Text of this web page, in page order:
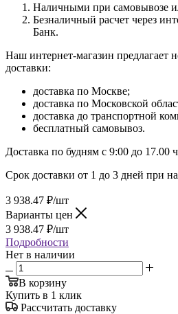
Наличными при самовывозе
Безналичный расчет через
Банк.
Наш интернет-магазин предлагает
доставки:
доставка по Москве;
доставка по Московской
доставка до транспортной
бесплатный самовывоз.
Доставка по будням с 9:00 до 17.00
Срок доставки от 1 до 3 дней при
3 938.47 ₽/шт
Варианты цен
3 938.47 ₽/шт
Подробности
Нет в наличии
В корзину
Купить в 1 клик
Рассчитать доставку